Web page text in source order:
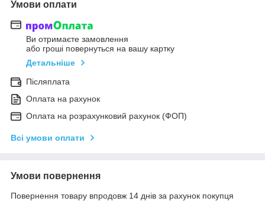
Умови оплати
Ви отримаєте замовлення
або гроші повернуться на вашу картку
Детальніше
Післяплата
Оплата на рахунок
Оплата на розрахунковий рахунок (ФОП)
Всі умови оплати
Умови повернення
Повернення товару впродовж 14 днів за рахунок покупця